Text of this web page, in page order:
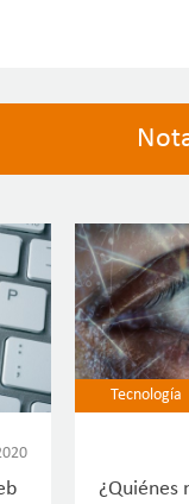
Tecnología
¿Quiénes